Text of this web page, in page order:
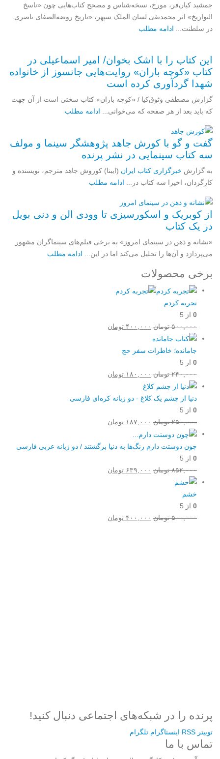
جمشید کیان‌فر، مورخ، نسخه‌شناس و مصحح کتاب‌هایی چون «ناسخ
التواریخ» اثر محمدتقی لسان الملک سپهر، «تاریخ روضه‌الصفای ناصری:
در سلطنت... ادامه مطلب
این کتاب را با اشک بخوان/ امیر اسماعیلی در
کتاب «کوچه باران» روایت‌هایی جانسوز از خانواده
شهدا گردآوری کرده است
گزارش مصطفی وثوق‌کیا / «کوچه باران» کتاب سختی است از آن جهت
که باید بعد از هر صفحه که می‌خوانی... ادامه مطلب
گفت و گو با کورش جاهد پژوهشگر سینما و مولف
سه کتاب سینمایی در نشر پرنده
به گزارش خبرگزاری کتاب ایران (ایبنا) کوروش جاهد مترجم، نویسنده و
کارگردان، اخیرا سه کتاب در... ادامه مطلب
از کوبریک و اسکورسیزی تا وودی الن و دنی بویل
در یک کتاب
«نشانه و ذهن در سینمای امروز» به برخی فیلم‌های سینماگران مشهور
می‌پردازد و آن‌ها را تحلیل می‌کند اما در این... ادامه مطلب
برخی محصولات
تجربه کردم
0 از 5
۵۰۰,۰۰۰ تومان قیمت
۵۰۰,۰۰۰ تومان
۴۰۰,۰۰۰ تومان
جامانده؛ خاطرات سفر حج
0 از 5
۲۴۰,۰۰۰ تومان قیمت
اصلی:
۲۴۰,۰۰۰ تومان
۱۸۰,۰۰۰ تومان
۱۸۰,۰۰۰ تومان.
دنیا از چشم یک کلاغ - دو زبانه کره‌ای فارسی
0 از 5
۲۵۰,۰۰۰ تومان قیمت
اصلی:
۲۵۰,۰۰۰ تومان
۱۸۷,۰۰۰ تومان
۱۸۷,۰۰۰ تومان.
چون دوستت دارم رنگ‌ها به دنیا برگشتند / دو زبانه عربی فارسی
0 از 5
۸۵۲,۰۰۰ تومان قیمت
۶۳۹,۰۰۰ تومان
خشم
0 از 5
۵۰۰,۰۰۰ تومان قیمت
۴۰۰,۰۰۰ تومان
پرنده را در شبکه‌های اجتماعی دنبال کنید!
توییتر RSS اینستاگرام تلگرام
تماس با ما